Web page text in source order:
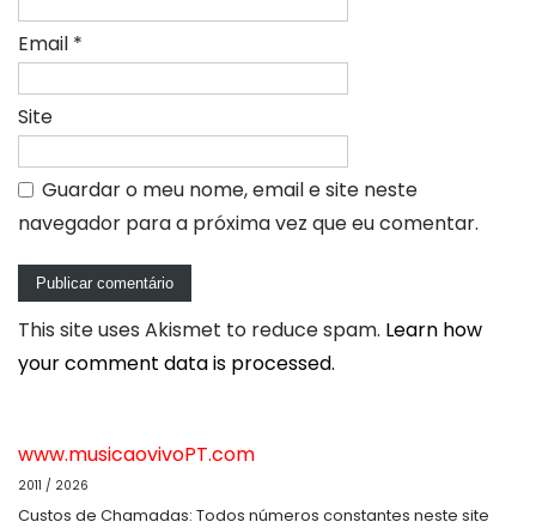
Email *
Site
Guardar o meu nome, email e site neste
navegador para a próxima vez que eu comentar.
This site uses Akismet to reduce spam. Learn how
your comment data is processed.
www.musicaovivoPT.com
2011 / 2026
Custos de Chamadas: Todos números constantes neste site